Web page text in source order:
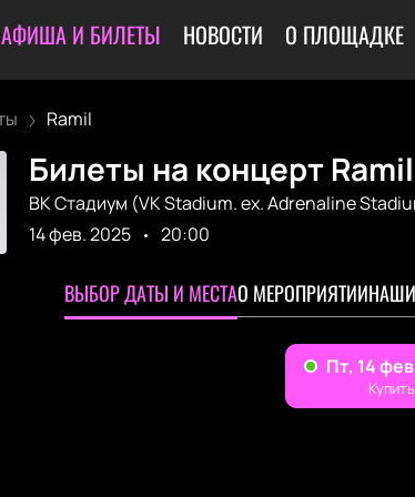
АФИША И БИЛЕТЫ НОВОСТИ О ПЛОЩАДКЕ
Ramil
Билеты на концерт Ramil
ВК Стадиум (VK Stadium. ex. Adrenaline
14 фев. 2025
20:00
ВЫБОР ДАТЫ И МЕСТАО МЕРОПРИЯТИИ